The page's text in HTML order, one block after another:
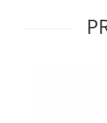
Polizoare drepte
Ciocane
Capsator